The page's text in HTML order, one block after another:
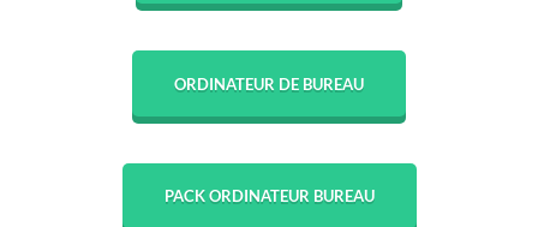
ORDINATEUR DE BUREAU
PACK ORDINATEUR BUREAU